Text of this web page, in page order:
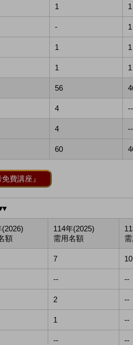
1 1
- 1
1 1
1 1
56
4 --
4 --
60
費講座』
(2026)
額
114年(2025)
需用名額
7 10
-- --
2 --
1 --
-- --